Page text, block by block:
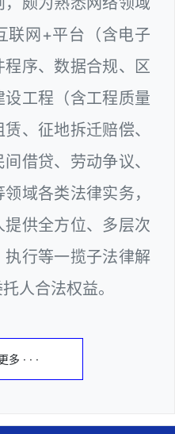
联网+平台（含电子
序、数据合规、区
工程（含工程质量
、征地拆迁赔偿、
借贷、劳动争议、
域各类法律实务，
供全方位、多层次
行等一揽子法律解
人合法权益。
多 · · ·